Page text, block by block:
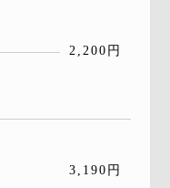
2,200円
3,190円